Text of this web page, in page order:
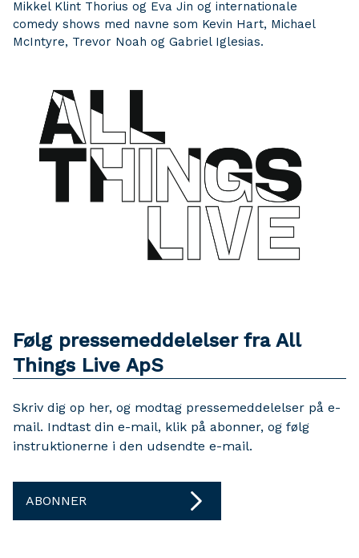
Mikkel Klint Thorius og Eva Jin og internationale
comedy shows med navne som Kevin Hart, Michael
McIntyre, Trevor Noah og Gabriel Iglesias.
Følg pressemeddelelser fra All
Things Live ApS
Skriv dig op her, og modtag pressemeddelelser på e-
mail. Indtast din e-mail, klik på abonner, og følg
instruktionerne i den udsendte e-mail.
ABONNER